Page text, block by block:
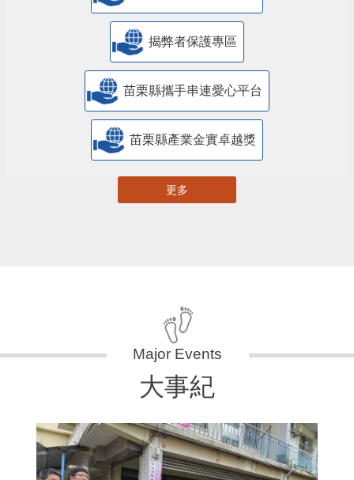
揭弊者保護專區
苗栗縣攜手串連愛心平台
苗栗縣產業金實卓越獎
更多
大事紀